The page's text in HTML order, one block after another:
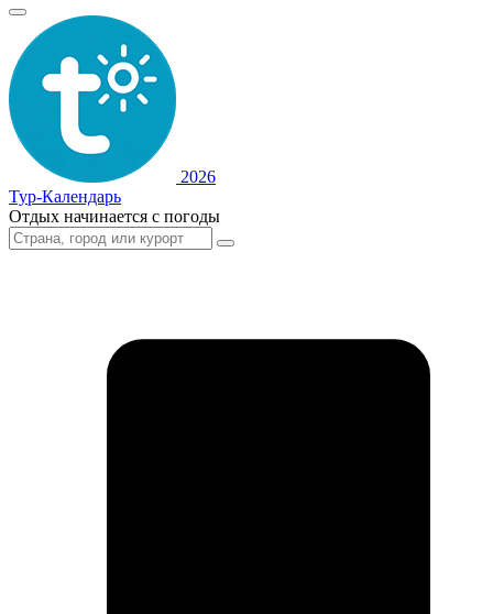
2026
Тур-Календарь
Отдых начинается с погоды